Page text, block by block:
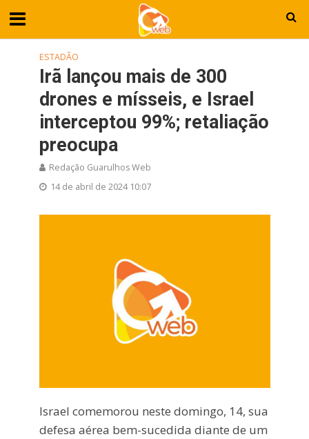
ESTADÃO
Irã lançou mais de 300
drones e mísseis, e Israel
interceptou 99%; retaliação
preocupa
Redação Guarulhos Web
14 de abril de 2024 10:07
Israel comemorou neste domingo, 14, sua
defesa aérea bem-sucedida diante de um